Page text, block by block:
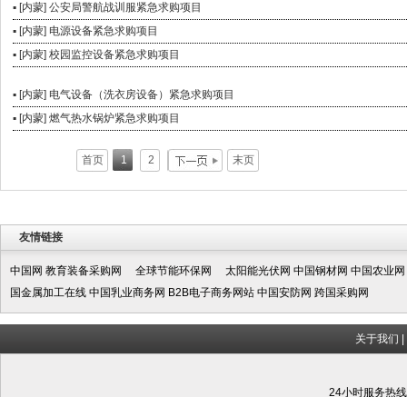
▪ [内蒙] 公安局警航战训服紧急求购项目
▪ [内蒙] 电源设备紧急求购项目
▪ [内蒙] 校园监控设备紧急求购项目
▪ [内蒙] 电气设备（洗衣房设备）紧急求购项目
▪ [内蒙] 燃气热水锅炉紧急求购项目
首页 1 2 末页
友情链接
中国网 教育装备采购网 全球节能环保网 太阳能光伏网 中国钢材网 中国农业网
国金属加工在线 中国乳业商务网 B2B电子商务网站 中国安防网 跨国采购网
关于我们
24小时服务热